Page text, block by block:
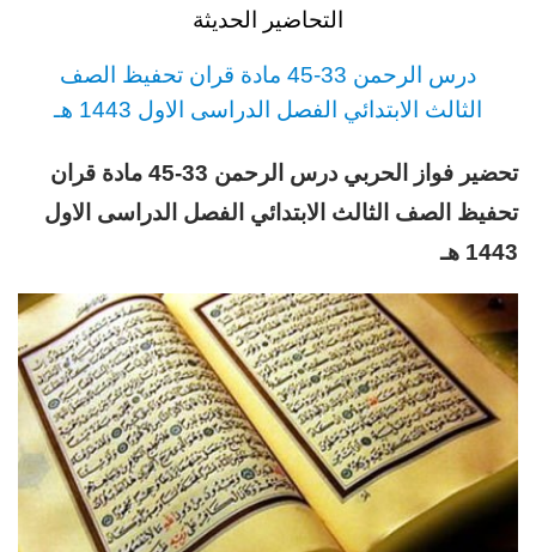
التحاضير الحديثة
درس الرحمن 33-45 مادة قران تحفيظ
الصف
الثالث الابتدائي الفصل الدراسى الاول 1443 هـ
تحضير فواز الحربي درس الرحمن 33-45 مادة قران
تحفيظ الصف الثالث الابتدائي الفصل الدراسى الاول
1443 هـ